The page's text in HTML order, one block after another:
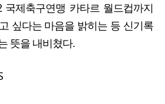
국제축구연맹 카타르 월드컵까지
싶다는 마음을 밝히는 등 신기록
뜻을 내비쳤다.